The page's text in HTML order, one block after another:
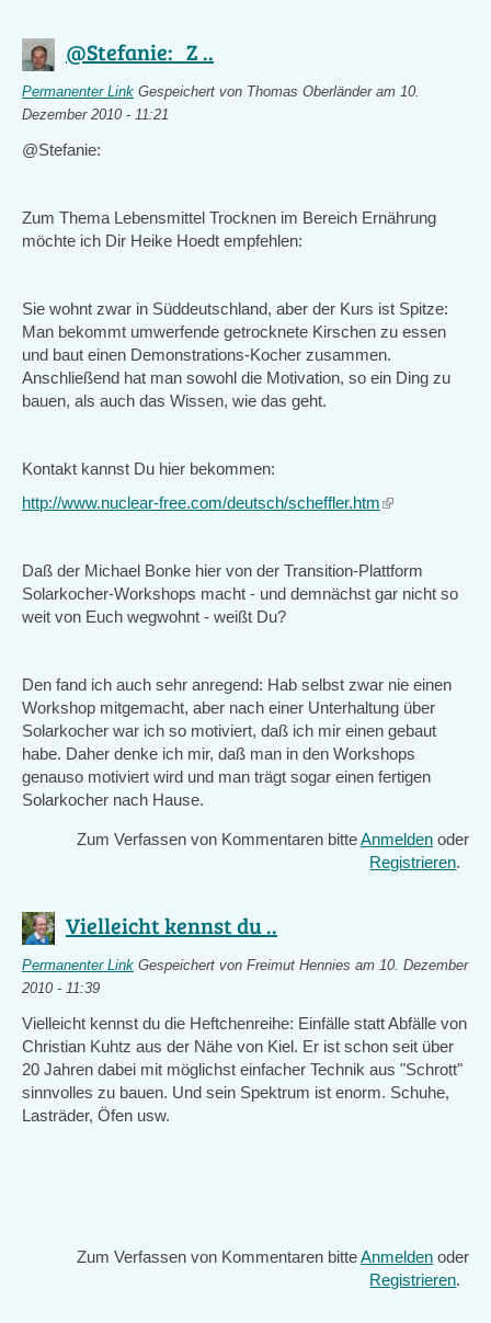
@Stefanie: Z ..
Permanenter Link Gespeichert von Thomas Oberländeram 10.
Dezember 2010 - 11:21
@Stefanie:
Zum Thema Lebensmittel Trocknen im Bereich Ernährung
möchte ich Dir Heike Hoedt empfehlen:
Sie wohnt zwar in Süddeutschland, aber der Kurs ist Spitze:
Man bekommt umwerfende getrocknete Kirschen zu essen
und baut einen Demonstrations-Kocher zusammen.
Anschließend hat man sowohl die Motivation, so ein Ding zu
bauen, als auch das Wissen, wie das geht.
Kontakt kannst Du hier bekommen:
http://www.nuclear-free.com/deutsch/scheffler.htm(link
Daß der Michael Bonke hier von der Transition-Plattform
Solarkocher-Workshops macht - und demnächst gar nicht so
weit von Euch wegwohnt - weißt Du?
Den fand ich auch sehr anregend: Hab selbst zwar nie einen
Workshop mitgemacht, aber nach einer Unterhaltung über
Solarkocher war ich so motiviert, daß ich mir einen gebaut
habe. Daher denke ich mir, daß man in den Workshops
genauso motiviert wird und man trägt sogar einen fertigen
Solarkocher nach Hause.
Zum Verfassen von Kommentaren bitteAnmelden oder
Registrieren.
Vielleicht kennst du ..
Permanenter Link Gespeichert von Freimut Hennies am 10. Dezember
2010 - 11:39
Vielleicht kennst du die Heftchenreihe: Einfälle statt Abfälle von
Christian Kuhtz aus der Nähe von Kiel. Er ist schon seit über
20 Jahren dabei mit möglichst einfacher Technik aus "Schrott"
sinnvolles zu bauen. Und sein Spektrum ist enorm. Schuhe,
Lasträder, Öfen usw.
Zum Verfassen von Kommentaren bitteAnmelden oder
Registrieren.